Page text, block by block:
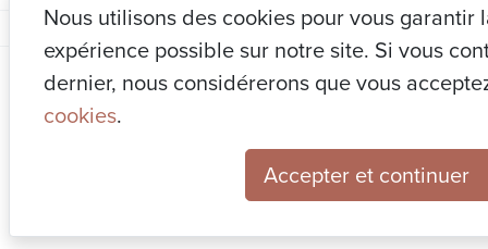
0475 95 67 76
Rue croisette 32
1470 Baisy-thy
Nous utilisons des cookies pour vous garantir
expérience possible sur notre site. Si vous
dernier, nous considérerons que vous
cookies.
Accepter et continuer